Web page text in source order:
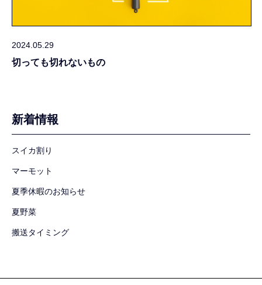
2024.05.29
切っても切れないもの
新着情報
スイカ割り
マーモット
夏季休暇のお知らせ
夏野菜
搬送タイミング